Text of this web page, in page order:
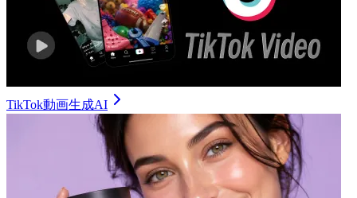
TikTok動画生成AI